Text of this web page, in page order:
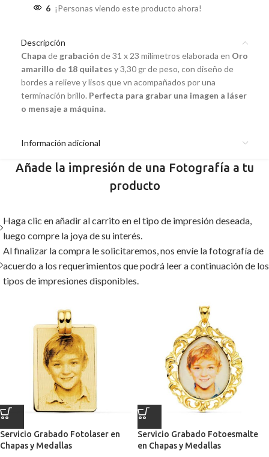
6 ¡Personas viendo este producto ahora!
Descripción
Chapa de grabación de 31 x 23 milímetros elaborada en Oro
amarillo de 18 quilates y 3,30 gr de peso, con diseño de
bordes a relieve y lisos que vn acompañados por una
terminación brillo. Perfecta para grabar una imagen a láser
o mensaje a máquina.
Información adicional
Añade la impresión de una Fotografía a tu
producto
Haga clic en añadir al carrito en el tipo de impresión deseada,
luego compre la joya de su interés.
Al finalizar la compra le solicitaremos, nos envíe la fotografía de
acuerdo a los requerimientos que podrá leer a continuación de los
tipos de impresiones disponibles.
Servicio Grabado Fotolaser en
Chapas y Medallas
Servicio Grabado Fotoesmalte
en Chapas y Medallas